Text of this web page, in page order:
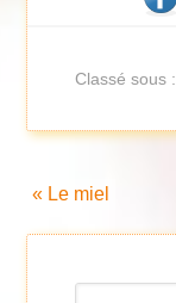
Classé sous :
« Le miel